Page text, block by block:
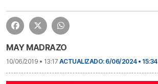
MAY MADRAZO
10/06/2019 • 13:17 ACTUALIZADO: 6/06/2024 • 15:34